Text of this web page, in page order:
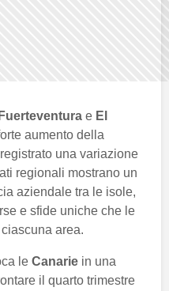
Fuerteventura e El
aumento della
una variazione
regionali mostrano un
aziendale tra le isole,
e sfide uniche che le
area.
le Canarie in una
il quarto trimestre